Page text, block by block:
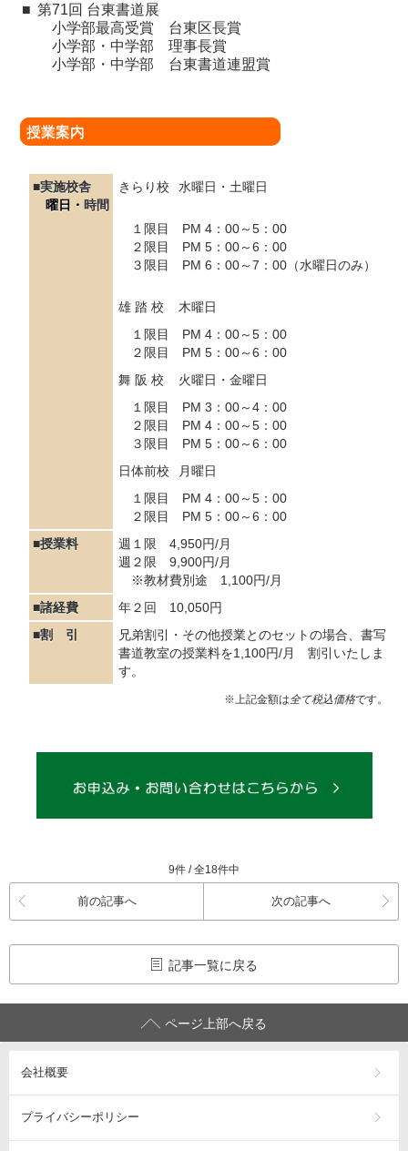
■ 第71回 台東書道展
小学部最高受賞 台東区長賞
小学部・中学部 理事長賞
小学部・中学部 台東書道連盟賞
授業案内
■実施校舎
曜日・ 時間
きらり校 水曜日・土曜日
１限目 PM 4：00～5：00
２限目 PM 5：00～6：00
３限目 PM 6：00～7：00（水曜日のみ）
雄 踏 校
木曜日
１限目 PM 4：00～5：00
２限目 PM 5：00～6：00
舞 阪 校
火曜日・金曜日
１限目 PM 3：00～4：00
２限目 PM 4：00～5：00
３限目 PM 5：00～6：00
日体前校
月曜日
１限目 PM 4：00～5：00
２限目 PM 5：00～6：00
■授業料
週１限 4,950円/月
週２限 9,900円/月
※教材費別途 1,100円/月
■諸経費
年２回 10,050円
■割 引
兄弟割引・その他授業とのセットの場合、書写
書道教室の授業料を1,100円/月 割引いたしま
す。
※上記金額は全て税込価格です。
9件 / 全18件中
前の記事へ 次の記事へ
記事一覧に戻る
ページ上部へ戻る
会社概要
プライバシーポリシー